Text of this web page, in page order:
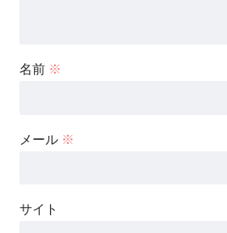
名前 ※
メール ※
サイト